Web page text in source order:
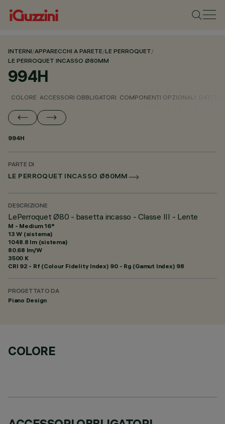
INTERNI/APPARECCHI A PARETE/LE PERROQUET/
LE PERROQUET INCASSO Ø80MM
994H
COLORE ACCESSORI OBBLIGATORI COMPONENTI OPZIONALI
994H
PARTE DI
LE PERROQUET INCASSO Ø80MM
DESCRIZIONE
LePerroquet Ø80 - basetta incasso - Classe III - Lente
M - Medium 16°
13 W (sistema)
1048.8 lm (sistema)
80.68 lm/W
3500 K
CRI 92 - Rf (Colour Fidelity Index) 90 - Rg (Gamut Index) 98
PROGETTATO DA
Piano Design
COLORE